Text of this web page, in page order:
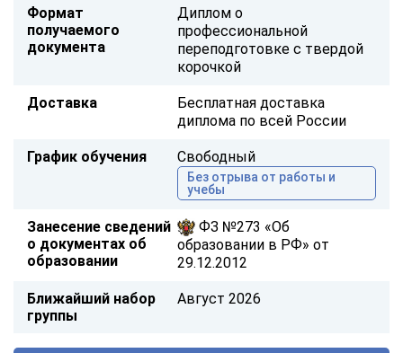
Формат
получаемого
документа
Диплом о
профессиональной
переподготовке с твердой
корочкой
Доставка
Бесплатная доставка
диплома по всей России
График обучения Свободный
Без отрыва от работы и
учебы
Занесение сведений
о документах об
образовании
ФЗ №273 «Об
образовании в РФ» от
29.12.2012
Ближайший набор
группы
Август 2026